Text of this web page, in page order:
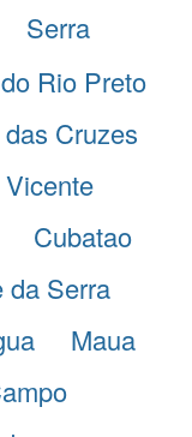
Serra
Rio Preto
Cruzes
Cubatao
da Serra
Maua